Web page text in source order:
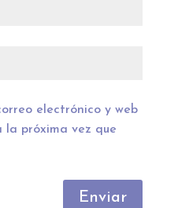
electrónico y web
la próxima vez que
Enviar